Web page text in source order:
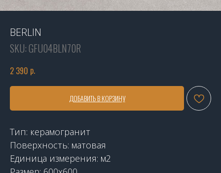
BERLIN
SKU:GFU04BLN70R
2 390 р.
ДОБАВИТЬ В КОРЗИНУ
Тип: керамогранит
Поверхность: матовая
Единица измерения: м2